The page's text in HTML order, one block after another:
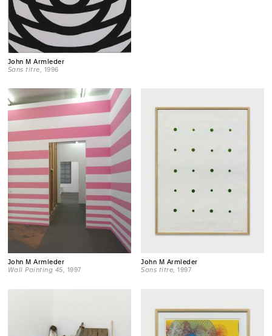
John M Armleder
Sans titre , 1996
John M Armleder
Wall Painting 45, 1997
John M Armleder
Sans titre , 1997